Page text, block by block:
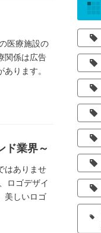
医療施設の
関係は広告
ります。
ド業界～
はありませ
ロゴデザイ
美しいロゴ